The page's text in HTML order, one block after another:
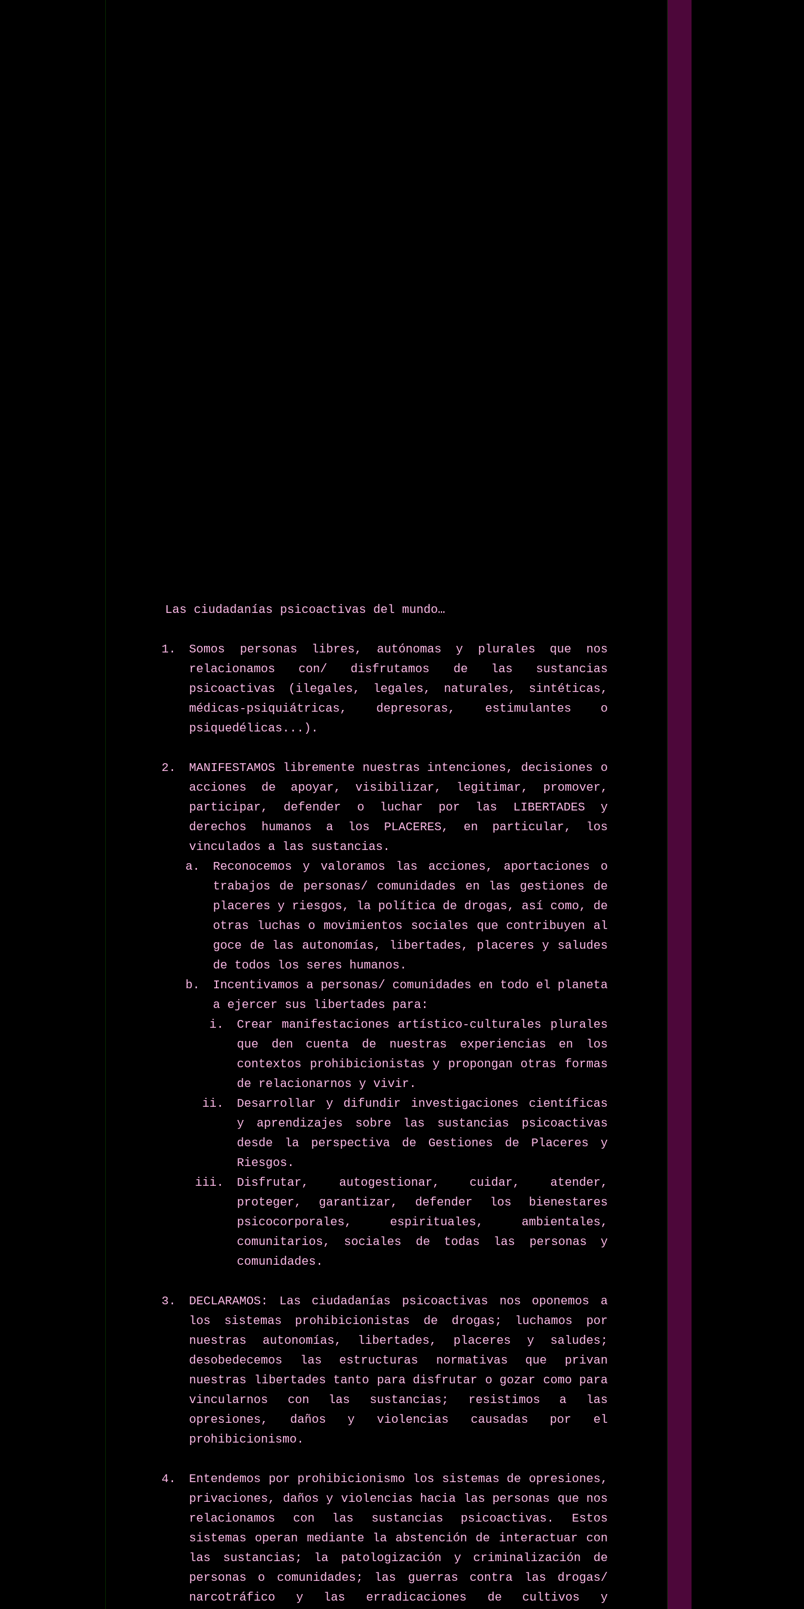
Las ciudadanías psicoactivas del mundo…
Somos personas libres, autónomas y plurales que nos
relacionamos con/ disfrutamos de las sustancias
psicoactivas (ilegales, legales, naturales, sintéticas,
médicas-psiquiátricas, depresoras, estimulantes o
psiquedélicas...).
MANIFESTAMOS libremente nuestras intenciones, decisiones o
acciones de apoyar, visibilizar, legitimar, promover,
participar, defender o luchar por las LIBERTADES y
derechos humanos a los PLACERES, en particular, los
vinculados a las sustancias.
Reconocemos y valoramos las acciones, aportaciones o
trabajos de personas/ comunidades en las gestiones de
placeres y riesgos, la política de drogas, así como, de
otras luchas o movimientos sociales que contribuyen al
goce de las autonomías, libertades, placeres y saludes
de todos los seres humanos.
Incentivamos a personas/ comunidades en todo el planeta
a ejercer sus libertades para:
Crear manifestaciones artístico-culturales plurales
que den cuenta de nuestras experiencias en los
contextos prohibicionistas y propongan otras formas
de relacionarnos y vivir.
Desarrollar y difundir investigaciones científicas
y aprendizajes sobre las sustancias psicoactivas
desde la perspectiva de Gestiones de Placeres y
Riesgos.
Disfrutar, autogestionar, cuidar, atender,
proteger, garantizar, defender los bienestares
psicocorporales, espirituales, ambientales,
comunitarios, sociales de todas las personas y
comunidades.
DECLARAMOS: Las ciudadanías psicoactivas nos oponemos a
los sistemas prohibicionistas de drogas; luchamos por
nuestras autonomías, libertades, placeres y saludes;
desobedecemos las estructuras normativas que privan
nuestras libertades tanto para disfrutar o gozar como para
vincularnos con las sustancias; resistimos a las
opresiones, daños y violencias causadas por el
prohibicionismo.
Entendemos por prohibicionismo los sistemas de opresiones,
privaciones, daños y violencias hacia las personas que nos
relacionamos con las sustancias psicoactivas. Estos
sistemas operan mediante la abstención de interactuar con
las sustancias; la patologización y criminalización de
personas o comunidades; las guerras contra las drogas/
narcotráfico y las erradicaciones de cultivos y